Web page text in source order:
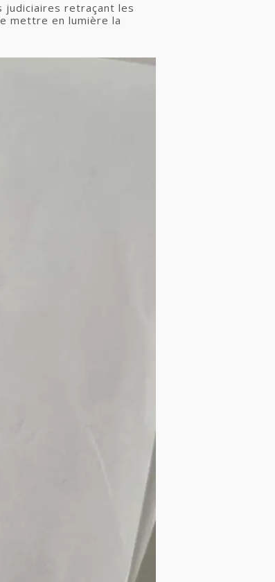
judiciaires retraçant les
mettre en lumière la